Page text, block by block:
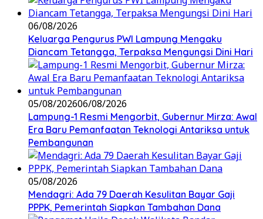
06/08/2026
Keluarga Pengurus PWI Lampung Mengaku
Diancam Tetangga, Terpaksa Mengungsi Dini Hari
05/08/202606/08/2026
Lampung-1 Resmi Mengorbit, Gubernur Mirza: Awal
Era Baru Pemanfaatan Teknologi Antariksa untuk
Pembangunan
05/08/2026
Mendagri: Ada 79 Daerah Kesulitan Bayar Gaji
PPPK, Pemerintah Siapkan Tambahan Dana